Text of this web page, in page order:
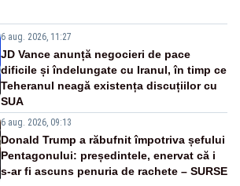
6 aug. 2026, 11:27
JD Vance anunță negocieri de pace
dificile și îndelungate cu Iranul, în timp ce
Teheranul neagă existența discuțiilor cu
SUA
6 aug. 2026, 09:13
Donald Trump a răbufnit împotriva șefului
Pentagonului: președintele, enervat că i
s-ar fi ascuns penuria de rachete – SURSE